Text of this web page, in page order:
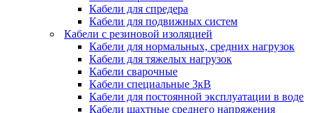
Кабели для спредера
Кабели для подвижных систем
Кабели с резиновой изоляцией
Кабели для нормальных, средних нагрузок
Кабели для тяжелых нагрузок
Кабели сварочные
Кабели специальные 3кВ
Кабели для постоянной эксплуатации в воде
Кабели шахтные среднего напряжения